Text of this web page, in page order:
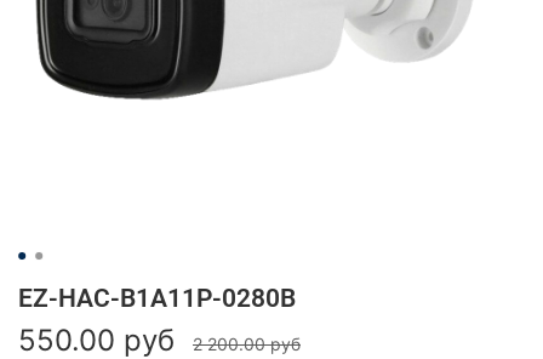
EZ-HAC-B1A11P-0280B
550.00 руб 2 200.00 руб